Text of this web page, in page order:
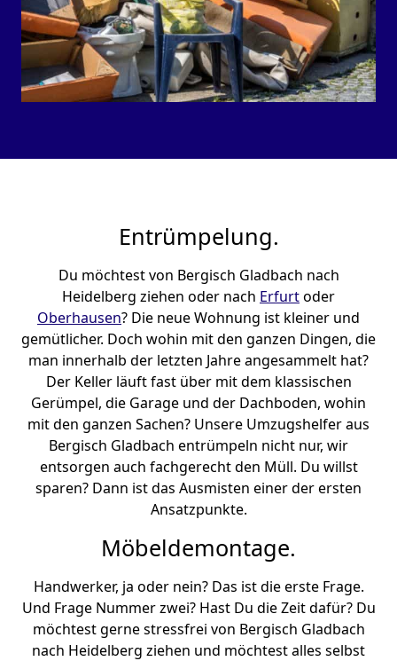
Entrümpelung.
Du möchtest von Bergisch Gladbach nach
Heidelberg ziehen oder nach Erfurtoder
Oberhausen? Die neue Wohnung ist kleiner und
gemütlicher. Doch wohin mit den ganzen Dingen, die
man innerhalb der letzten Jahre angesammelt hat?
Der Keller läuft fast über mit dem klassischen
Gerümpel, die Garage und der Dachboden, wohin
mit den ganzen Sachen? Unsere Umzugshelfer aus
Bergisch Gladbach entrümpeln nicht nur, wir
entsorgen auch fachgerecht den Müll. Du willst
sparen? Dann ist das Ausmisten einer der ersten
Ansatzpunkte.
Möbeldemontage.
Handwerker, ja oder nein? Das ist die erste Frage.
Und Frage Nummer zwei? Hast Du die Zeit dafür? Du
möchtest gerne stressfrei von Bergisch Gladbach
nach Heidelberg ziehen und möchtest alles selbst